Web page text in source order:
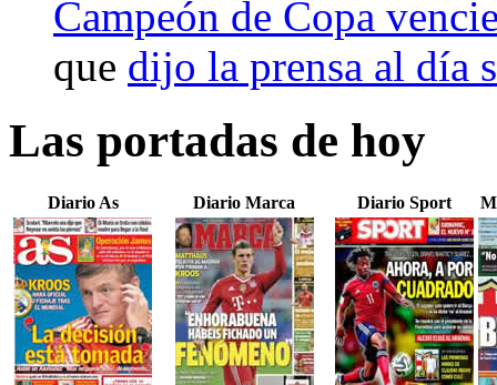
Campeón de Copa
que dijo la prensa al día
Las portadas de hoy
Diario As Diario Marca Diario Sport